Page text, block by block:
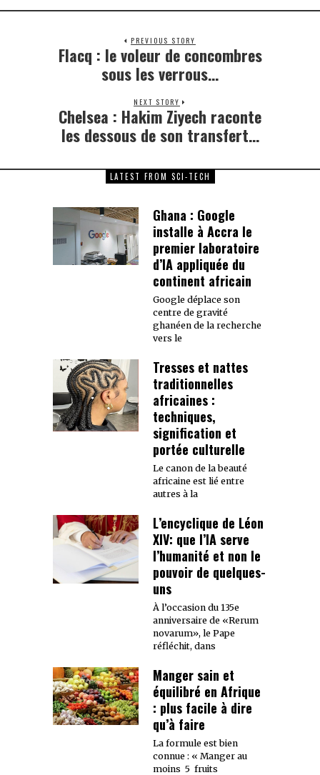
PREVIOUS STORY
Previous
Flacq : le voleur de concombres
sous les verrous…
NEXT STORY
Next
post:
Chelsea : Hakim Ziyech raconte
les dessous de son transfert…
LATEST FROM SCI-TECH
Ghana : Google
installe à Accra le
premier laboratoire
d’IA appliquée du
continent africain
Google déplace son
centre de gravité
ghanéen de la recherche
vers le
Tresses et nattes
traditionnelles
africaines :
techniques,
signification et
portée culturelle
Le canon de la beauté
africaine est lié entre
autres à la
L’encyclique de Léon
XIV: que l’IA serve
l’humanité et non le
pouvoir de quelques-
uns
À l’occasion du 135e
anniversaire de «Rerum
novarum», le Pape
réfléchit, dans
Manger sain et
équilibré en Afrique
: plus facile à dire
qu’à faire
La formule est bien
connue : « Manger au
moins 5 fruits